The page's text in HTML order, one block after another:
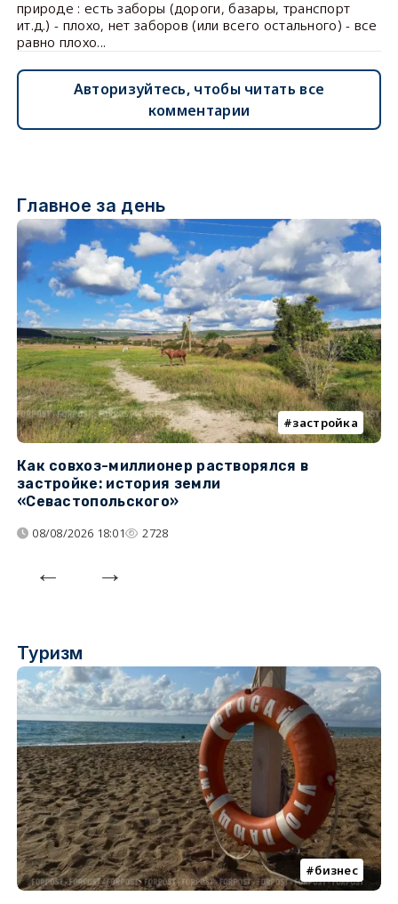
природе : есть заборы (дороги, базары, транспорт
ит.д.) - плохо, нет заборов (или всего остального) - все
равно плохо...
Авторизуйтесь, чтобы читать все
комментарии
Главное за день
застройка
Как совхоз-миллионер растворялся в
застройке: история земли
«Севастопольского»
08/08/2026 18:01 2728
Туризм
бизнес